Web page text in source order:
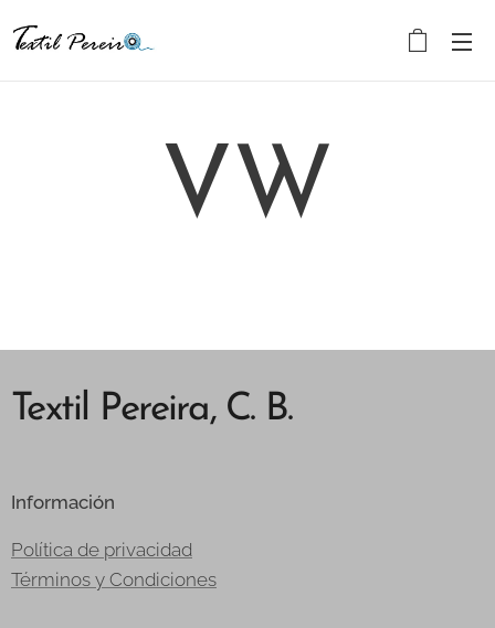
VW
Textil Pereira, C. B.
Información
Política de privacidad
Términos y Condiciones